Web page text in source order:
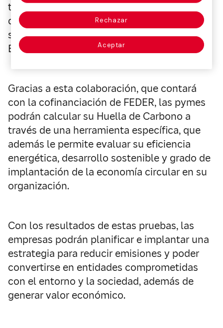
tecnológico e información, con el objetivo
de mejorar la competitividad y la
sostenibilidad del tejido empresarial en
España.
Gracias a esta colaboración, que contará
con la cofinanciación de FEDER, las pymes
podrán calcular su Huella de Carbono a
través de una herramienta específica, que
además le permite evaluar su eficiencia
energética, desarrollo sostenible y grado de
implantación de la economía circular en su
organización.
Con los resultados de estas pruebas, las
empresas podrán planificar e implantar una
estrategia para reducir emisiones y poder
convertirse en entidades comprometidas
con el entorno y la sociedad, además de
generar valor económico.
Rechazar
Aceptar